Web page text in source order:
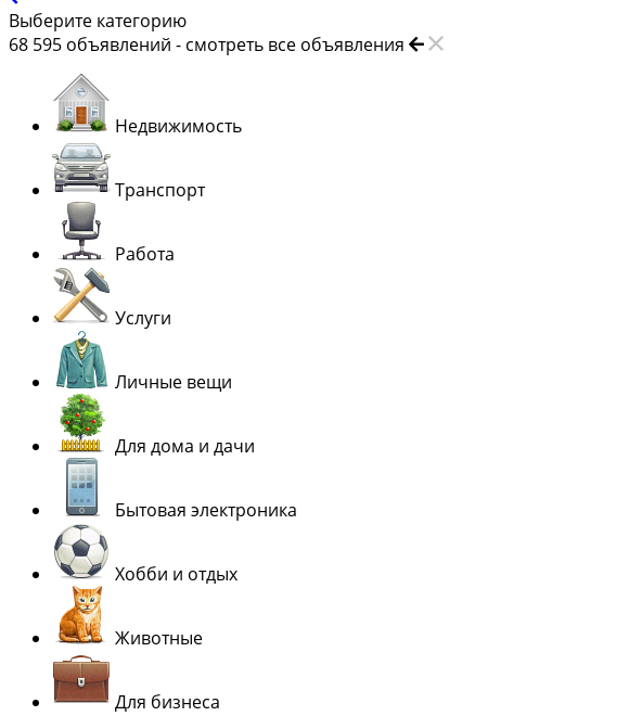
Выберите категорию
68 595 объявлений - смотреть все объявления
Недвижимость
Транспорт
Работа
Услуги
Личные вещи
Для дома и дачи
Бытовая электроника
Хобби и отдых
Животные
Для бизнеса